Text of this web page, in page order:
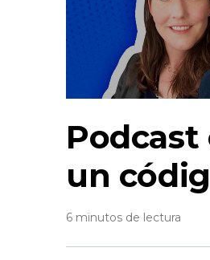
Podcast
un
6 minutos de lectura